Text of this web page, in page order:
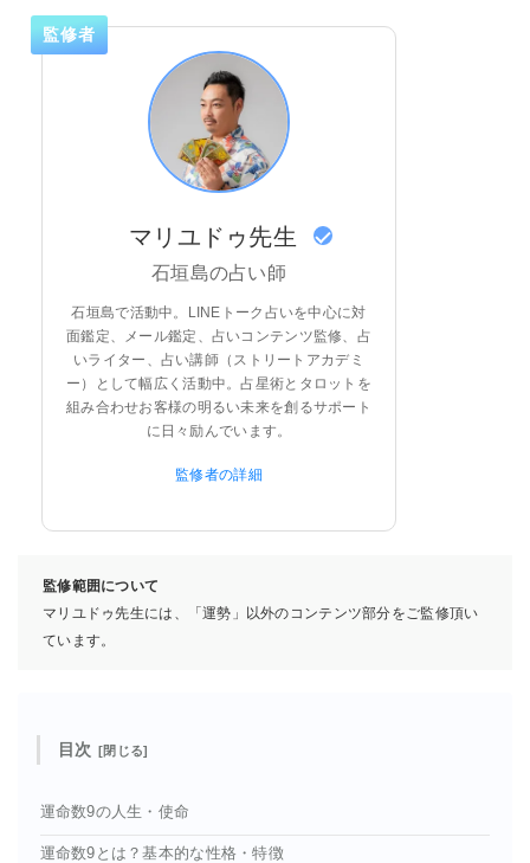
監修者
マリユドゥ先生
石垣島の占い師
石垣島で活動中。LINEトーク占いを中心に対
面鑑定、メール鑑定、占いコンテンツ監修、占
いライター、占い講師（ストリートアカデミ
ー）として幅広く活動中。占星術とタロットを
組み合わせお客様の明るい未来を創るサポート
に日々励んでいます。
監修者の詳細
監修範囲について
マリユドゥ先生には、「運勢」以外のコンテンツ部分をご監修頂い
ています。
目次
運命数9の人生・使命
運命数9とは？基本的な性格・特徴